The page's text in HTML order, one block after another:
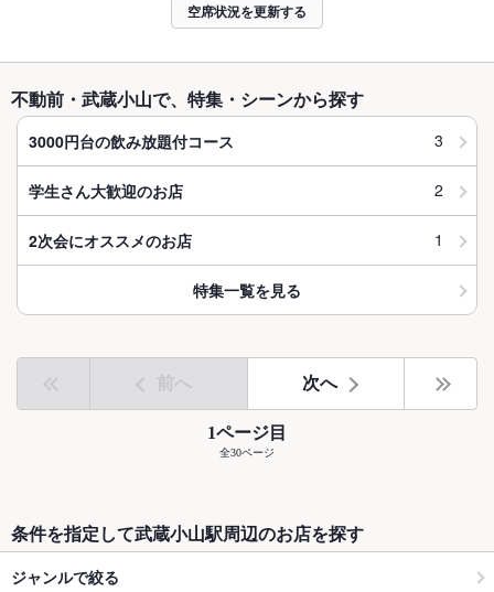
空席状況を更新する
不動前・武蔵小山で、特集・シーンから探す
3000円台の飲み放題付コース 3
学生さん大歓迎のお店 2
2次会にオススメのお店 1
特集一覧を見る
前へ 次へ
1ページ目
全30ページ
条件を指定して武蔵小山駅周辺のお店を探す
ジャンルで絞る